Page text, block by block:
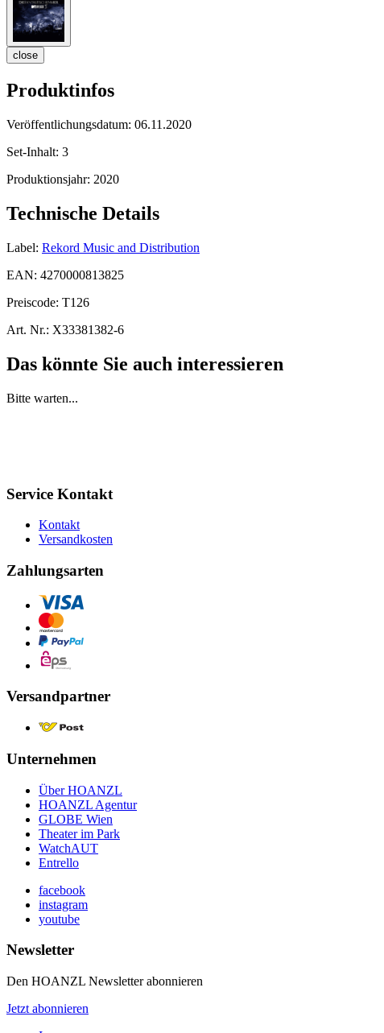
close
Produktinfos
Veröffentlichungsdatum: 06.11.2020
Set-Inhalt: 3
Produktionsjahr: 2020
Technische Details
Label: Rekord Music and Distribution
EAN: 4270000813825
Preiscode: T126
Art. Nr.: X33381382-6
Das könnte Sie auch interessieren
Bitte warten...
Service Kontakt
Kontakt
Versandkosten
Zahlungsarten
Versandpartner
Unternehmen
Über HOANZL
HOANZL Agentur
GLOBE Wien
Theater im Park
WatchAUT
Entrello
facebook
instagram
youtube
Newsletter
Den HOANZL Newsletter abonnieren
Jetzt abonnieren